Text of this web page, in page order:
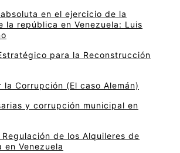
en el ejercicio de la
la república en Venezuela: Luis
para la Reconstrucción
la Corrupción (El caso Alemán)
y corrupción municipal en
de los Alquileres de
en Venezuela